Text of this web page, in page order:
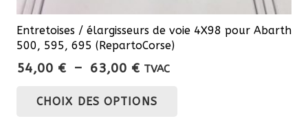
Entretoises / élargisseurs de voie 4X98 pour Abarth
500, 595, 695 (RepartoCorse)
54,00 € – 63,00 €Plage
prix :
TVAC
CHOIX DES OPTIONS